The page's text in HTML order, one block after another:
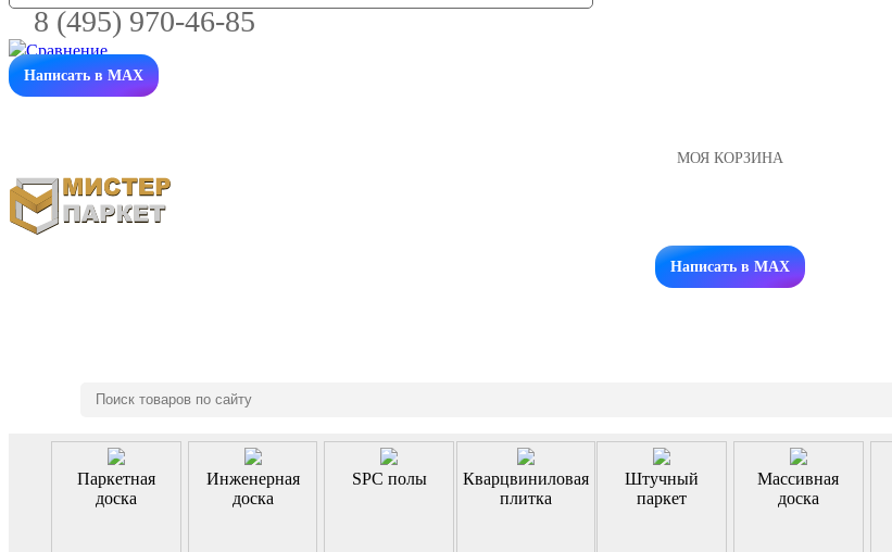
8 (495) 970-46-85
Написать в MAX
МОЯ КОРЗИНА
Заказать звонок
Написать в MAX
Паркетная
доска
Инженерная
доска
SPC полы
Кварцвиниловая
плитка
Штучный
паркет
Массивная
доска